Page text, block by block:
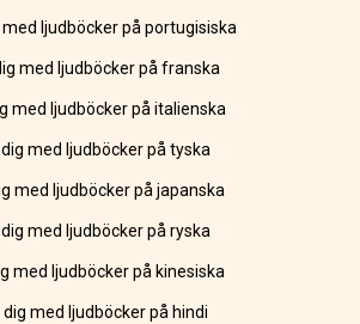
med ljudböcker på portugisiska
med ljudböcker på franska
med ljudböcker på italienska
dig med ljudböcker på tyska
med ljudböcker på japanska
dig med ljudböcker på ryska
med ljudböcker på kinesiska
dig med ljudböcker på hindi